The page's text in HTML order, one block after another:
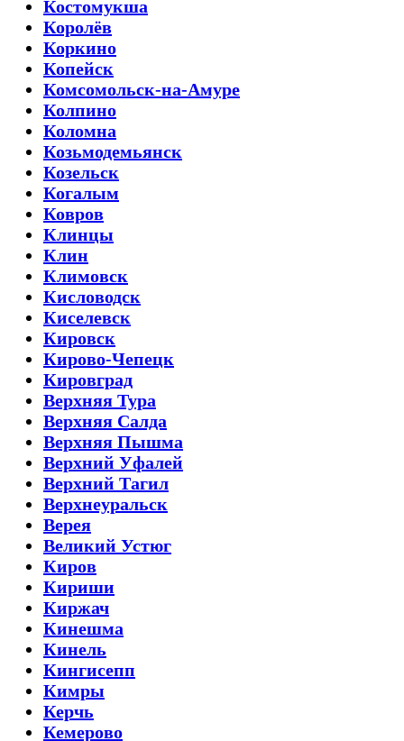
Костомукша
Королёв
Коркино
Копейск
Комсомольск-на-Амуре
Колпино
Коломна
Козьмодемьянск
Козельск
Когалым
Ковров
Клинцы
Клин
Климовск
Кисловодск
Киселевск
Кировск
Кирово-Чепецк
Кировград
Верхняя Тура
Верхняя Салда
Верхняя Пышма
Верхний Уфалей
Верхний Тагил
Верхнеуральск
Верея
Великий Устюг
Киров
Кириши
Киржач
Кинешма
Кинель
Кингисепп
Кимры
Керчь
Кемерово